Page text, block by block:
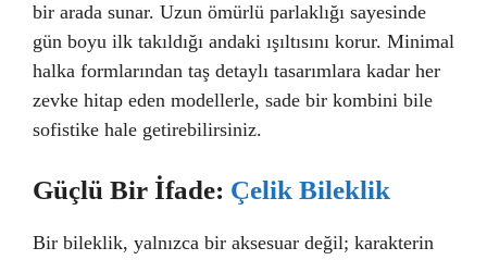
bir arada sunar. Uzun ömürlü parlaklığı sayesinde
gün boyu ilk takıldığı andaki ışıltısını korur. Minimal
halka formlarından taş detaylı tasarımlara kadar her
zevke hitap eden modellerle, sade bir kombini bile
sofistike hale getirebilirsiniz.
Güçlü Bir İfade: Çelik Bileklik
Bir bileklik, yalnızca bir aksesuar değil; karakterin